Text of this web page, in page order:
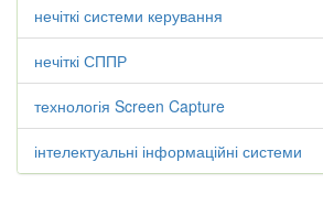
нечіткі системи керування
нечіткі СППР
технологія Screen Capture
інтелектуальні інформаційні системи